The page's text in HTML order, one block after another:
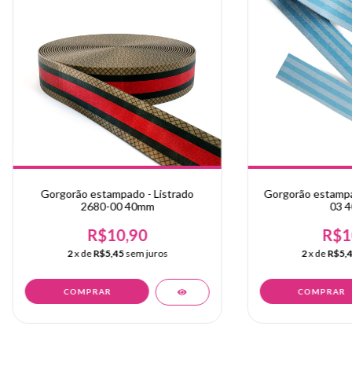
Gorgorão estampado - Listrado
2680-00 40mm
R$10,90
2x deR$5,45sem juros
Gorgorão
03
2x de